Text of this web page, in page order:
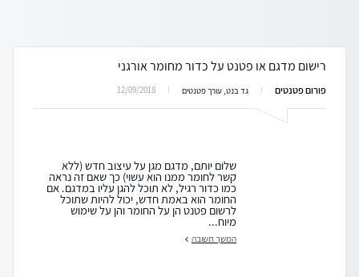
רישום מדגם או פטנט על כדור מחומר אורגני
פורום פטנטים גד בנט, עורך פטנטים 12/09/2018
שלום יותם, מדגם מגן על עיצוב חדש (ללא
קשר לחומר ממנו הוא עשוי) כך שאם זה נראה
כמו כדור רגיל, לא תוכל להגן עליו במדגם. אם
החומר הוא באמת חדש, יכול להיות שתוכל
לרשום פטנט הן על החומר והן על שימוש
מיוח...
המשך תשובה